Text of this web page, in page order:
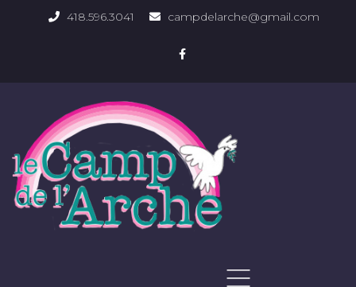
418.596.3041 campdelarche@gmail.com
PHOTOS DU DOMAINE